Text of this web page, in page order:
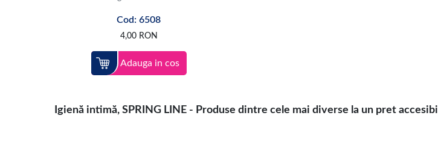
Cod: 6508
4,00 RON
Adauga in cos
Igienă intimă, SPRING LINE - Produse dintre cele mai diverse la un pret accesibil